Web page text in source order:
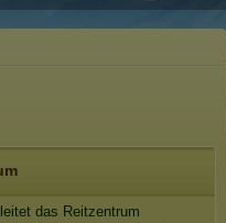
leitet das Reitzentrum